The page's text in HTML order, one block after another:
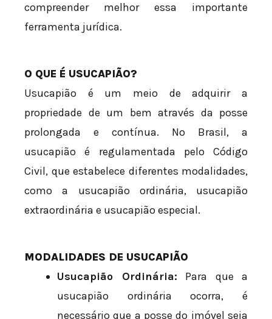
compreender melhor essa importante
ferramenta jurídica.
O QUE É USUCAPIÃO?
Usucapião é um meio de adquirir a
propriedade de um bem através da posse
prolongada e contínua. No Brasil, a
usucapião é regulamentada pelo Código
Civil, que estabelece diferentes modalidades,
como a usucapião ordinária, usucapião
extraordinária e usucapião especial.
MODALIDADES DE USUCAPIÃO
Usucapião Ordinária: Para que a
usucapião ordinária ocorra, é
necessário que a posse do imóvel seja